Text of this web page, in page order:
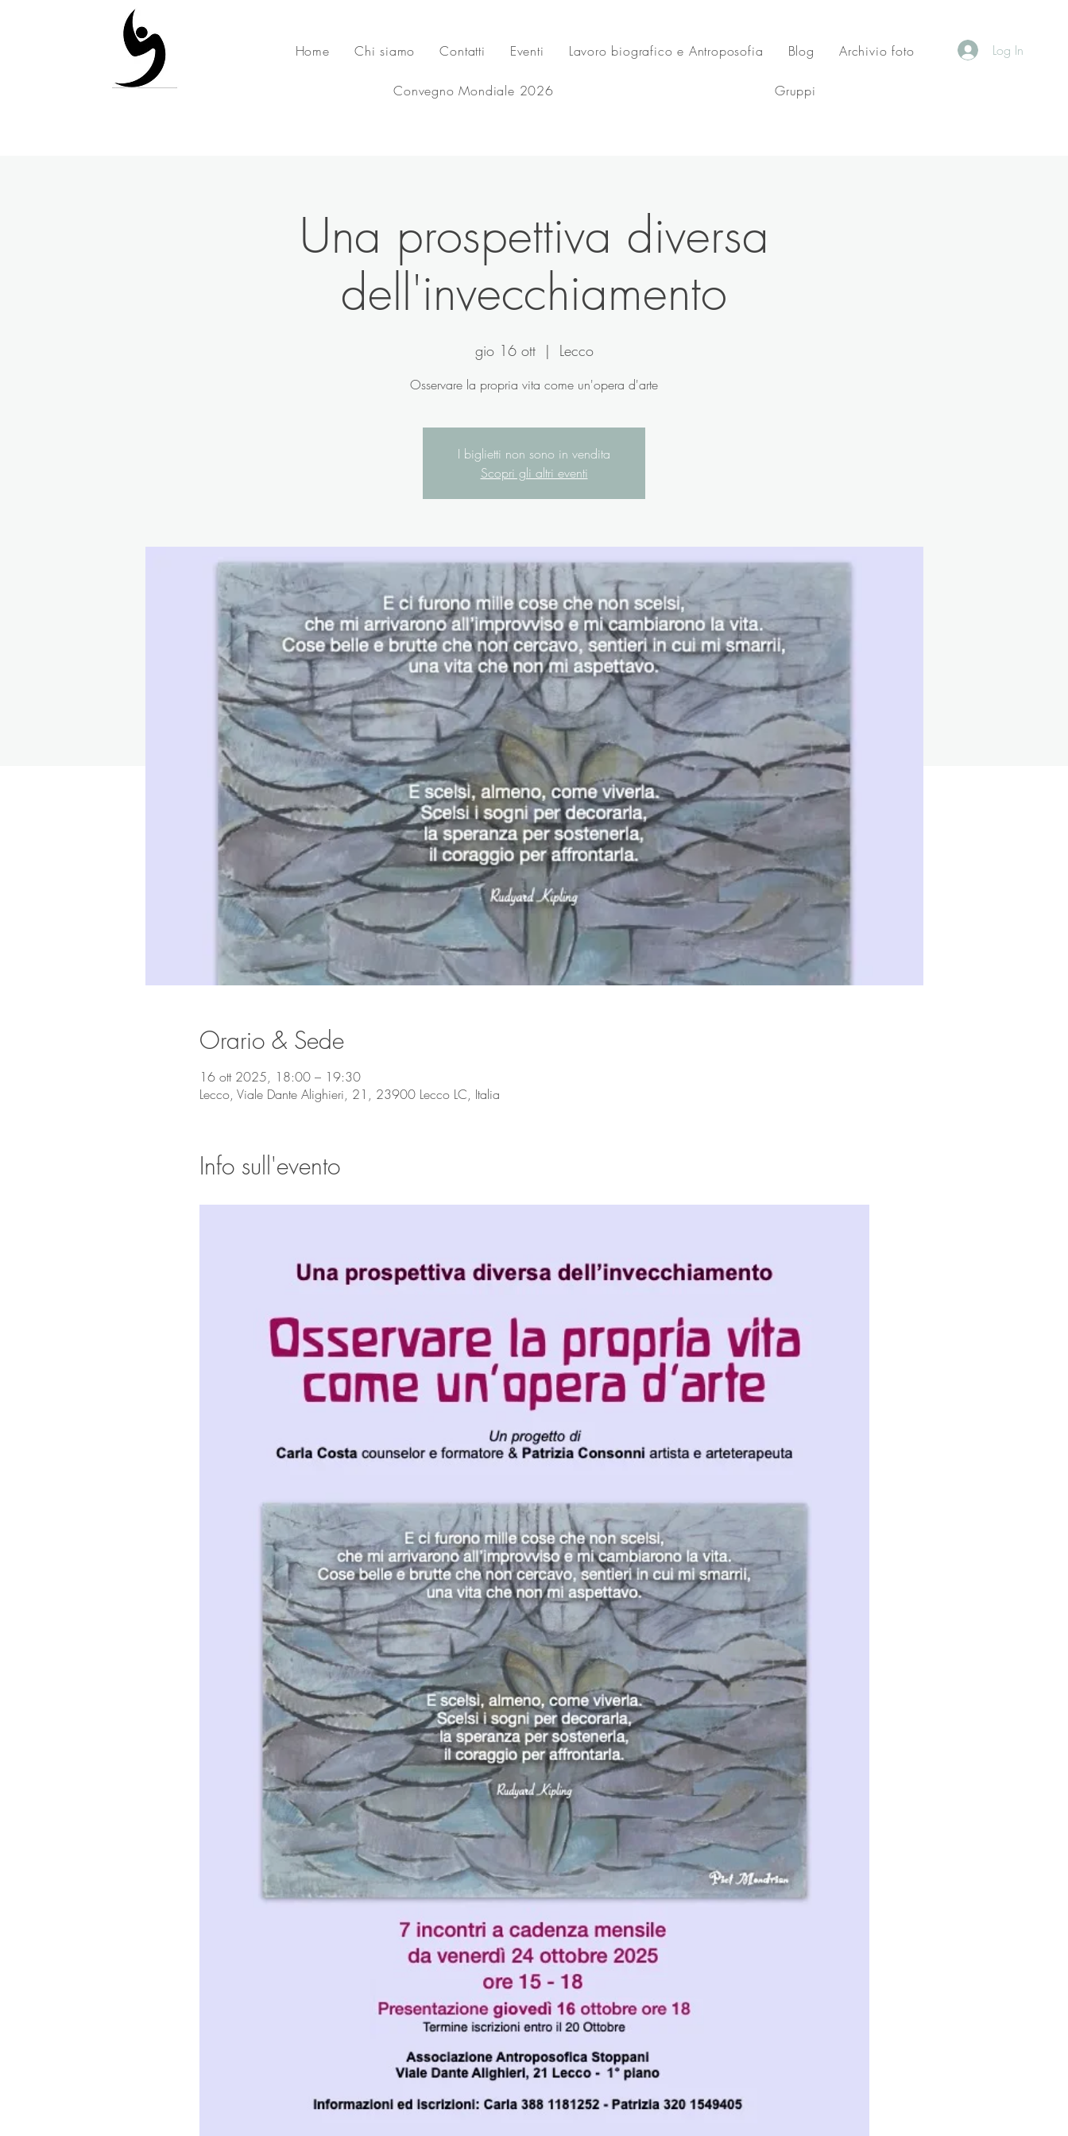
Home Chi siamo Contatti Eventi Lavoro biografico e Antroposofia Blog Archivio foto
Convegno Mondiale 2026 Gruppi
Log In
Una prospettiva diversa
dell'invecchiamento
gio 16 ott
  |
Lecco
Osservare la propria vita come un'opera d'arte
I biglietti non sono in vendita
Scopri gli altri eventi
Orario & Sede
16 ott 2025, 18:00 – 19:30
Lecco, Viale Dante Alighieri, 21, 23900 Lecco LC, Italia
Info sull'evento